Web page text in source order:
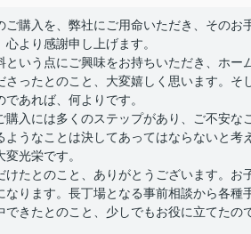
購入を、弊社にご用命いただき、そのお
より感謝申し上げます。
いう点にご興味をお持ちいただき、ホー
ったとのこと、大変嬉しく思います。そ
あれば、何よりです。
入には多くのステップがあり、ご不安な
うなことは決してあってはならないと考
光栄です。
たとのこと、ありがとうございます。お
ります。長丁場となる事前相談から各種
きたとのこと、少しでもお役に立てたの